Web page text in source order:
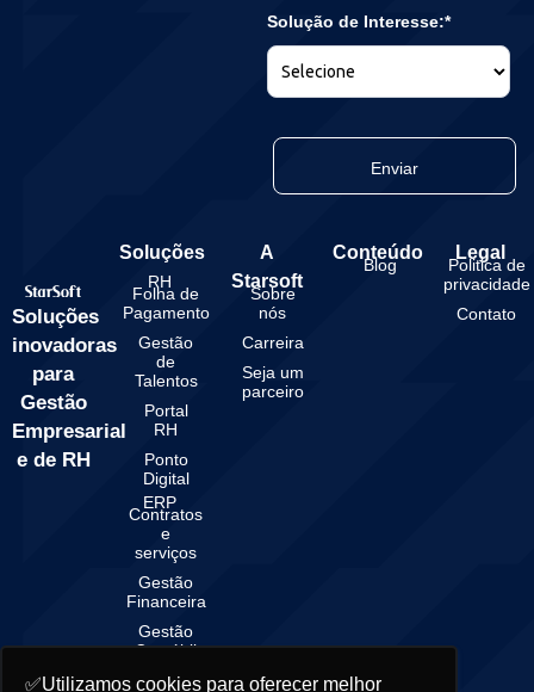
✅Utilizamos cookies para oferecer melhor
Solução de Interesse:*
Enviar
Soluções
inovadoras
para
Gestão
Empresarial
e de RH
Soluções
RH
Folha de
Pagamento
Gestão
de
Talentos
Portal
RH
Ponto
Digital
ERP
Contratos
e
serviços
Gestão
Financeira
Gestão
Contábil
A
Starsoft
Sobre
nós
Carreira
Seja um
parceiro
Conteúdo
Blog
Legal
Politica de
privacidade
Contato